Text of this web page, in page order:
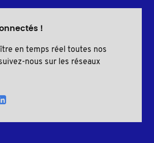
!
en temps réel toutes nos
nous sur les réseaux